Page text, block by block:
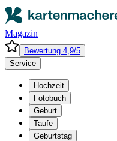
Magazin
Bewertung 4,9/5
Service
Hochzeit
Fotobuch
Geburt
Taufe
Geburtstag